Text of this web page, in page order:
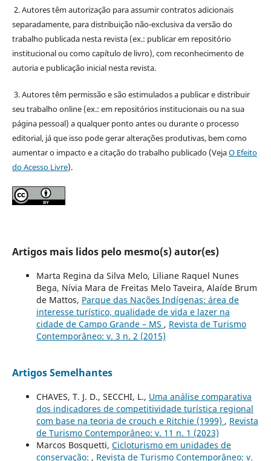
2. Autores têm autorização para assumir contratos adicionais
separadamente, para distribuição não-exclusiva da versão do
trabalho publicada nesta revista (ex.: publicar em repositório
institucional ou como capítulo de livro), com reconhecimento de
autoria e publicação inicial nesta revista.
3. Autores têm permissão e são estimulados a publicar e distribuir
seu trabalho online (ex.: em repositórios institucionais ou na sua
página pessoal) a qualquer ponto antes ou durante o processo
editorial, já que isso pode gerar alterações produtivas, bem como
aumentar o impacto e a citação do trabalho publicado (VejaO Efeito
do Acesso Livre).
Artigos mais lidos pelo mesmo(s) autor(es)
Marta Regina da Silva Melo, Liliane Raquel Nunes
Bega, Nívia Mara de Freitas Melo Taveira, Alaíde Brum
de Mattos, Parque das Nações Indígenas: área de
interesse turístico, qualidade de vida e lazer na
cidade de Campo Grande – MS , Revista de Turismo
Contemporâneo: v. 3 n. 2 (2015)
Artigos Semelhantes
CHAVES, T. J. D., SECCHI, L., Uma análise comparativa
dos indicadores de competitividade turística regional
com base na teoria de crouch e Ritchie (1999) , Revista
de Turismo Contemporâneo: v. 11 n. 1 (2023)
Marcos Bosquetti, Cicloturismo em unidades de
conservação: , Revista de Turismo Contemporâneo: v.